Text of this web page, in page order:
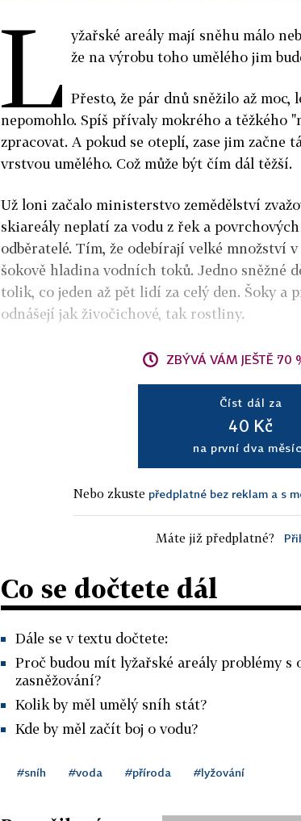
L yžařské areály mají sněhu málo
že na výrobu toho umělého jim
Přesto, že pár dnů sněžilo až moc,
nepomohlo. Spíš přívaly mokrého a těžkého
zpracovat. A pokud se oteplí, zase jim
vrstvou umělého. Což může být čím dál těžší.
Už loni začalo ministerstvo zemědělství
skiareály neplatí za vodu z řek a
odběratelé. Tím, že odebírají velké množství
šokově hladina vodních toků. Jedno sněžné
tolik, co jeden až pět lidí za celý den. Šoky a
odnášejí jak živočichové, tak rostliny.
ZBÝVÁ VÁM JEŠTĚ 70
Číst dál za
40 Kč
na první dva
Nebo zkuste předplatné bez reklam a s
Máte již předplatné?
Co se dočtete dál
Dále se v textu dočtete:
Proč budou mít lyžařské areály problémy s
zasněžování?
Kolik by měl umělý sníh stát?
Kde by měl začít boj o vodu?
#sníh #voda #příroda #lyžování